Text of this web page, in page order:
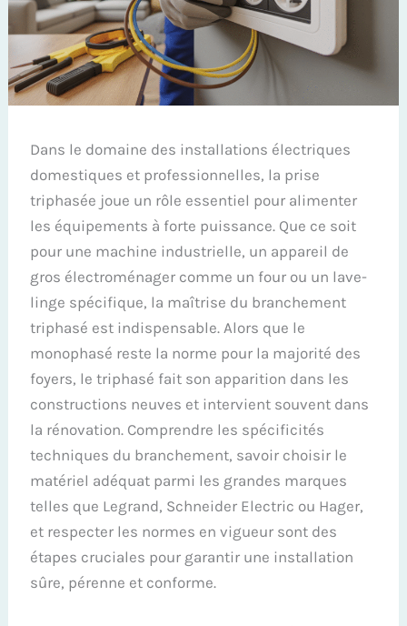
Dans le domaine des installations électriques
domestiques et professionnelles, la prise
triphasée joue un rôle essentiel pour alimenter
les équipements à forte puissance. Que ce soit
pour une machine industrielle, un appareil de
gros électroménager comme un four ou un lave-
linge spécifique, la maîtrise du branchement
triphasé est indispensable. Alors que le
monophasé reste la norme pour la majorité des
foyers, le triphasé fait son apparition dans les
constructions neuves et intervient souvent dans
la rénovation. Comprendre les spécificités
techniques du branchement, savoir choisir le
matériel adéquat parmi les grandes marques
telles que Legrand, Schneider Electric ou Hager,
et respecter les normes en vigueur sont des
étapes cruciales pour garantir une installation
sûre, pérenne et conforme.